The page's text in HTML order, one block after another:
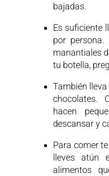
bajadas.
Es suficiente
por
manantiales
tu botella,
También
chocolates.
hacen
descansar y
Para comer
lleves
alimentos